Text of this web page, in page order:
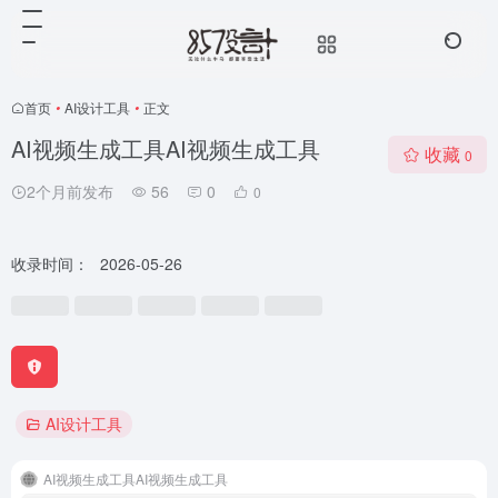
首页 • AI设计工具 • 正文
AI视频生成工具AI视频生成工具
2个月前发布 56 0 0
收藏 0
收录时间： 2026-05-26
AI设计工具
AI视频生成工具AI视频生成工具